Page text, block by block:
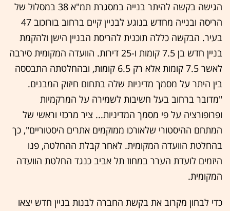
הגישה בקשה להיתר בנייה במסגרת תמ"א 38 במסלול של
הריסה ובנייה מחדש בנוגע לבניין קיים ברחוב בורוכוב 47
בעיר. הבקשה כללה תוכנית להריסת הבניין הישן ולהקמת
בניין חדש בן 7.5 קומות ו-25 דירות. הוועדה המקומית סירבה
לאשר 7.5 קומות אלא רק 6.5 קומות, ובהחלטתה התבססה
בין היתר על מסמך מדיניות שלה בתחום חיזוק המבנים.
"מדובר ברחוב בעל חשיבות לשמירה על המרקמיות
ופרופורציה על פי מסמך המדיניות... ציר מרכזי וראשי של
המתחם ההיסטורי שלאורכו ממוקמים אתרים היסטוריים", כך
בהחלטת הוועדה המקומית. לאחר קבלת ההחלטה, פנו
היזמים לועדת הערר במחוז תל אביב כנגד החלטת הוועדה
המקומית.
כדי לבחון מקרוב את בקשת החברה לבנות בניין חדש יצאו